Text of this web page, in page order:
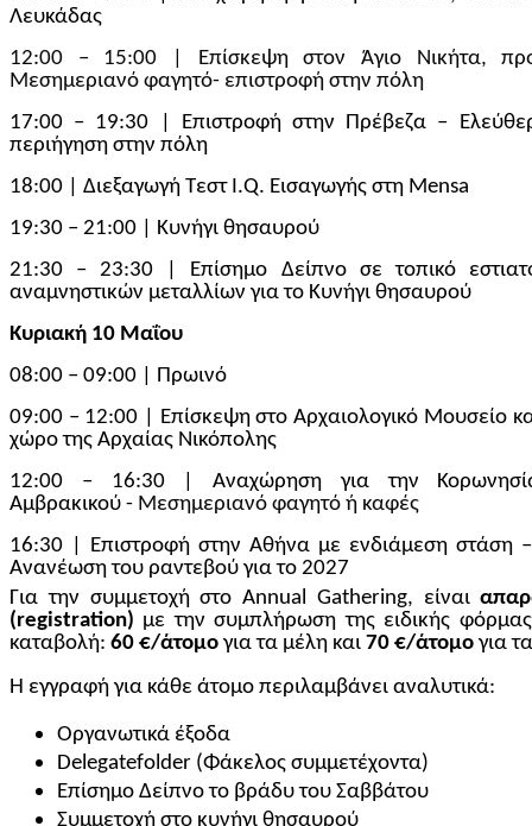
Λευκάδας
12:00 – 15:00 | Επίσκεψη στον Άγιο Νικήτα,
Μεσημεριανό φαγητό- επιστροφή στην πόλη
17:00 – 19:30 | Επιστροφή στην Πρέβεζα –
περιήγηση στην πόλη
18:00 | Διεξαγωγή Τεστ I.Q. Εισαγωγής στη Mensa
19:30 – 21:00 | Κυνήγι θησαυρού
21:30 – 23:30 | Επίσημο Δείπνο σε τοπικό
αναμνηστικών μεταλλίων για το Κυνήγι θησαυρού
Κυριακή 10 Μαΐου
08:00 – 09:00 | Πρωινό
09:00 – 12:00 | Επίσκεψη στο Αρχαιολογικό Μουσείο
χώρο της Αρχαίας Νικόπολης
12:00 – 16:30 | Αναχώρηση για την
Αμβρακικού - Μεσημεριανό φαγητό ή καφές
16:30 | Επιστροφή στην Αθήνα με ενδιάμεση στάση –
Ανανέωση του ραντεβού για το 2027
Για την συμμετοχή στο Annual Gathering, είναι
(registration) με την συμπλήρωση της ειδικής
καταβολή: 60 €/άτομο για τα μέλη και 70 €/άτομο για
Η εγγραφή για κάθε άτομο περιλαμβάνει αναλυτικά:
Οργανωτικά έξοδα
Delegatefolder (Φάκελος συμμετέχοντα)
Επίσημο Δείπνο το βράδυ του Σαββάτου
Συμμετοχή στο κυνήγι θησαυρού